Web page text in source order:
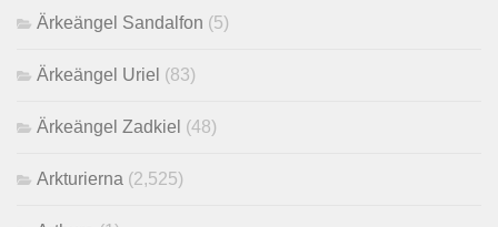
Ärkeängel Sandalfon (5)
Ärkeängel Uriel (83)
Ärkeängel Zadkiel (48)
Arkturierna (2,525)